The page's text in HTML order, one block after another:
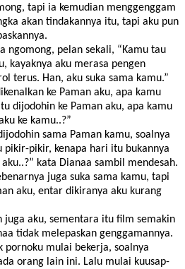
tapi ia kemudian menggenggam
akan tindakannya itu, tapi aku pun
ngomong, pelan sekali, “Kamu tau
kayaknya aku merasa pengen
terus. Han, aku suka sama kamu.”
ke Paman aku, apa kamu
dijodohin ke Paman aku, apa kamu
ke kamu..?”
sama Paman kamu, soalnya
pikir-pikir, kenapa hari itu bukannya
kata Dianaa sambil mendesah.
juga suka sama kamu, tapi
aku, entar dikiranya aku kurang
juga aku, sementara itu film semakin
tidak melepaskan genggamannya.
pornoku mulai bekerja, soalnya
orang lain ini. Lalu mulai kuusap-